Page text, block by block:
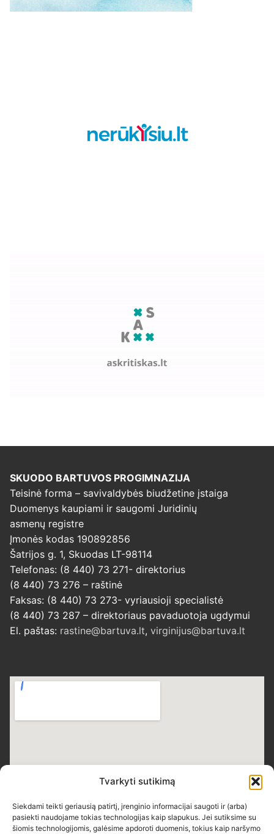
Tvarkyti sutikimą
Siekdami teikti geriausią patirtį, įrenginio informacijai saugoti ir (arba)
pasiekti naudojame tokias technologijas kaip slapukus. Jei sutiksime su
šiomis technologijomis, galėsime apdoroti duomenis, tokius kaip naršymo
SKUODO BARTUVOS PROGIMNAZIJA
Teisinė forma – savivaldybės biudžetine įstaiga
Duomenys kaupiami ir saugomi Juridinių
asmenų registre
Įmonės kodas 190892856
Šatrijos g. 1, Skuodas LT-98114
Telefonas: (8 440) 73 271- direktorius
(8 440) 73 276 – raštinė
Faksas: (8 440) 73 273- vyriausioji specialistė
(8 440) 73 287 – direktoriaus pavaduotoja ugdymui
El. paštas: rastine@bartuva.lt, virginijus@bartuva.lt